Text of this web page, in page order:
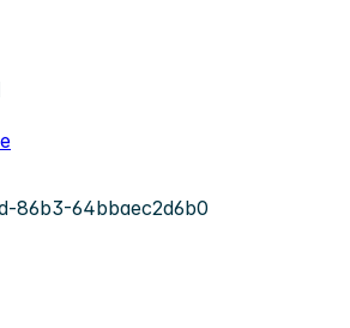
86b3-64bbaec2d6b0